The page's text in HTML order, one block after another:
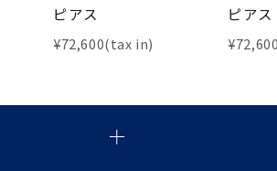
ピアス
¥72,600(tax in)
ピアス